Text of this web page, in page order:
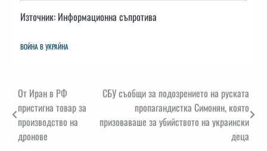
Източник: Информационна съпротива
ВОЙНА В УКРАЙНА
Навигация
От Иран в РФ
пристигна товар за
производство на
дронове
СБУ съобщи за подозрението на руската
пропагандистка Симонян, която
призоваваше за убийството на украински
деца